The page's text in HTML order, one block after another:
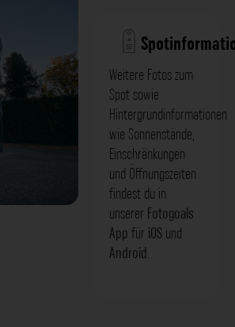
Weitere Fotos zum
Spot sowie
Hintergrundinformationen
wie Sonnenstände,
Einschränkungen
und Öffnungszeiten
findest du in
unserer Fotogoals
App für iOS und
Android.